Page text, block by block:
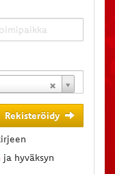
Rekisteröidy
ja hyväksyn